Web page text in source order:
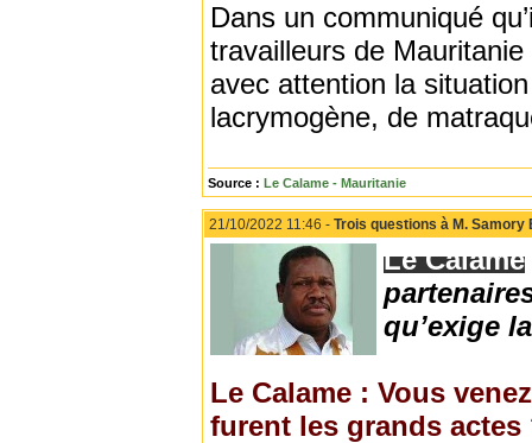
Dans un communiqué
travailleurs de
avec attention la
lacrymogène, de
Source : Le Calame - Mauritanie
21/10/2022 11:46 - Trois questions à M. Samory
Le Calame
qu’exige
Le Calame : Vous
furent les grands actes